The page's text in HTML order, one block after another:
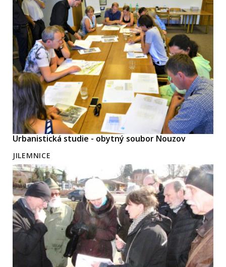
Urbanistická studie - obytný soubor Nouzov
JILEMNICE